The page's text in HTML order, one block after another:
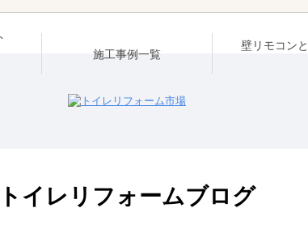
壁リモコン
施工事例一覧
トイレリフォームブログ